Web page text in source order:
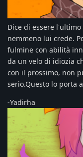
Dice di essere
nemmeno lui crede.
fulmine con abilità
da un velo di idiozia
con il prossimo, non
serio.Questo lo porta
-Yadirha